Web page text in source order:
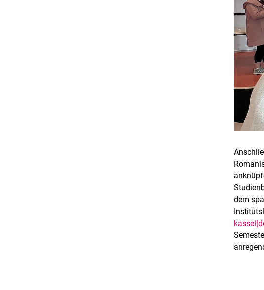
dem